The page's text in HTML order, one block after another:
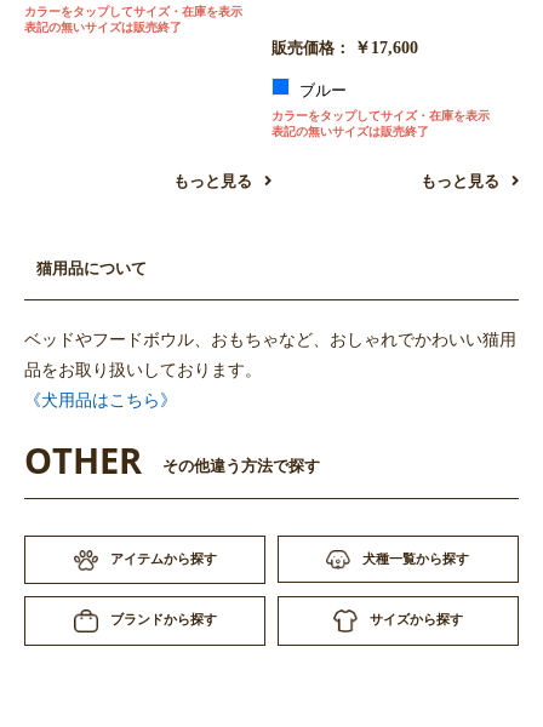
カラーをタップしてサイズ・在庫を表示
表記の無いサイズは販売終了
もっと見る
販売価格： ￥17,600
ブルー
カラーをタップしてサイズ・在庫を表示
表記の無いサイズは販売終了
もっと見る
猫用品について
ベッドやフードボウル、おもちゃなど、おしゃれでかわいい猫用
品をお取り扱いしております。
《犬用品はこちら》
OTHER その他違う方法で探す
アイテムから探す 犬種一覧から探す
ブランドから探す サイズから探す